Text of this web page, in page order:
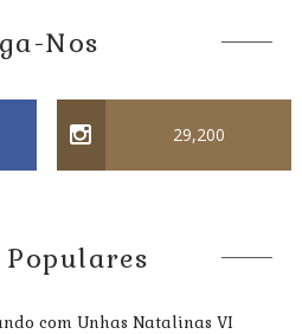
Nos
29,200
Populares
com Unhas Natalinas VI